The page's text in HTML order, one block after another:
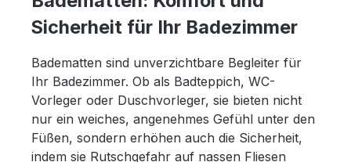
Sicherheit für Ihr Badezimmer
Badematten sind unverzichtbare Begleiter für
Ihr Badezimmer. Ob als Badteppich, WC-
Vorleger oder Duschvorleger, sie bieten nicht
nur ein weiches, angenehmes Gefühl unter den
Füßen, sondern erhöhen auch die Sicherheit,
indem sie Rutschgefahr auf nassen Fliesen